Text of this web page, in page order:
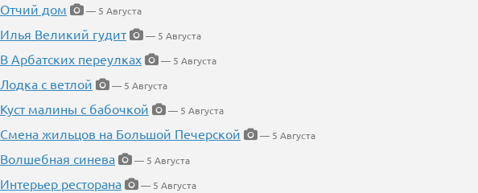
Отчий дом
— 5 Августа
Илья Великий гудит
— 5 Августа
В Арбатских переулках
— 5 Августа
Лодка с ветлой
— 5 Августа
Куст малины с бабочкой
— 5 Августа
Смена жильцов на Большой Печерской
— 5 Августа
Волшебная синева
— 5 Августа
Интерьер ресторана — 5 Августа